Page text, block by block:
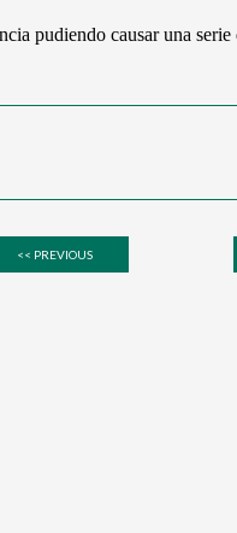
<< PREVIOUS